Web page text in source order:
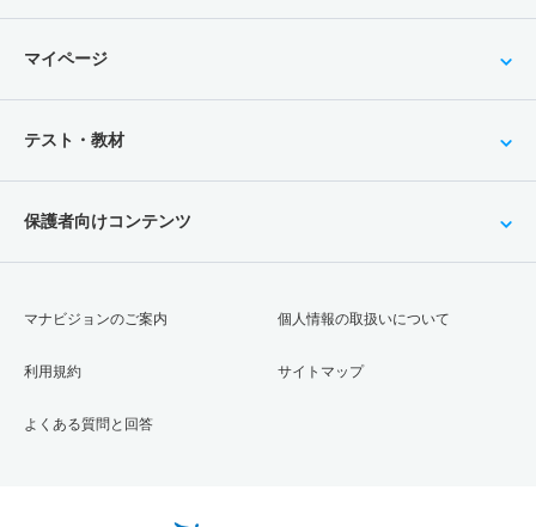
マイページ
テスト・教材
保護者向けコンテンツ
マナビジョンのご案内
利用規約
よくある質問と回答
個人情報の取扱いについて
サイトマップ